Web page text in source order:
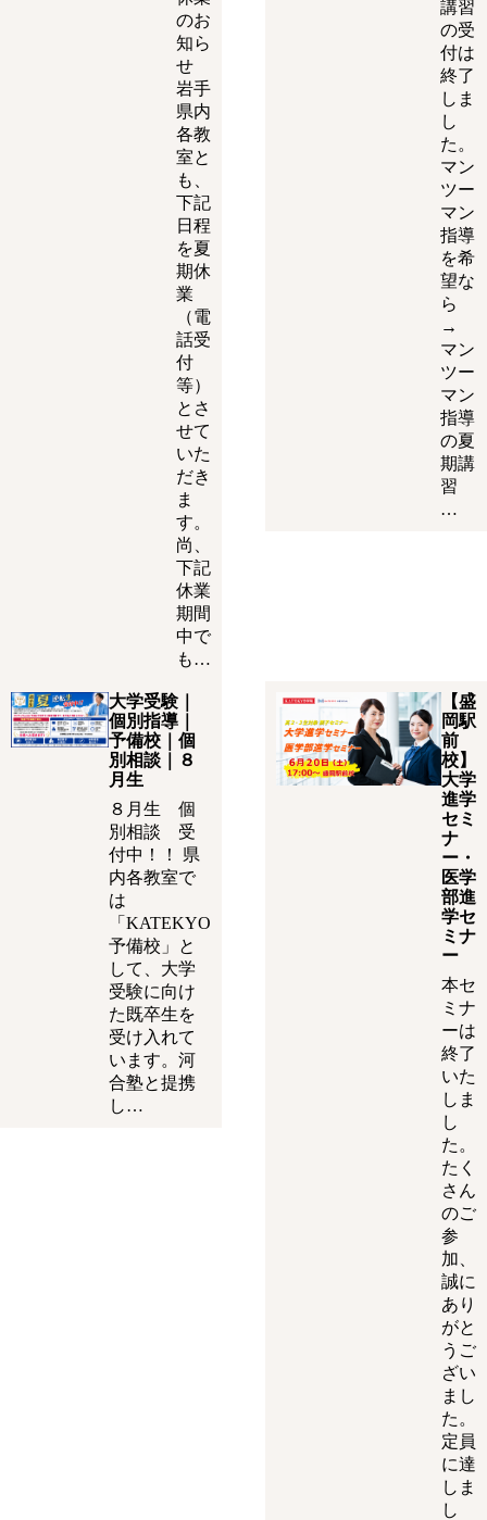
のお
知ら
せ
岩手
県内
各教
室と
も、
下記
日程
を夏
期休
業
（電
話受
付
等）
とさ
せて
いた
だき
ま
す。
尚、
下記
休業
期間
中で
も…
講習
の受
付は
終了
しま
し
た。
マン
ツー
マン
指導
を希
望な
ら
→
マン
ツー
マン
指導
の夏
期講
習
…
大学受験｜
個別指導｜
予備校｜個
別相談｜８
月生
８月生 個
別相談 受
付中！！ 県
内各教室で
は
「KATEKYO
予備校」と
して、大学
受験に向け
た既卒生を
受け入れて
います。河
合塾と提携
し…
【盛
岡駅
前
校】
大学
進学
セミ
ナ
ー・
医学
部進
学セ
ミナ
ー
本セ
ミナ
ーは
終了
いた
しま
し
た。
たく
さん
のご
参
加、
誠に
あり
がと
うご
ざい
まし
た。
定員
に達
しま
し